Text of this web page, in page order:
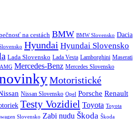
na cestách BMW BMW Slovensko Dacia
Hyundai Hyundai Slovensko
Lada Slovensko Lada Vesta Lamborghini Maserati
Mercedes-Benz Mercedes Slovensko
Motoristické
Nissan Slovensko Opel Porsche Renault
Testy Vozidiel Toyota Toyota
Slovensko Zabi nudu Škoda Škoda